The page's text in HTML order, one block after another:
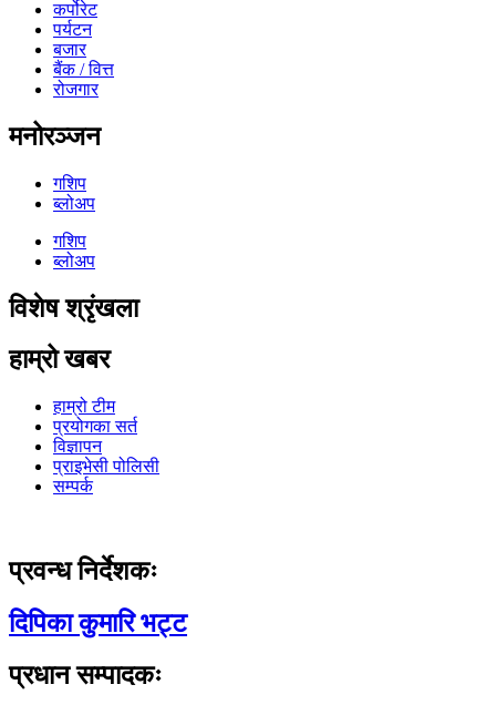
कर्पोरेट
पर्यटन
बजार
बैंक / वित्त
रोजगार
मनोरञ्जन
गशिप
ब्लोअप
गशिप
ब्लोअप
विशेष श्रृंखला
हाम्रो खबर
हाम्रो टीम
प्रयोगका सर्त
विज्ञापन
प्राइभेसी पोलिसी
सम्पर्क
प्रवन्ध निर्देशकः
दिपिका कुमारि भट्ट
प्रधान सम्पादकः